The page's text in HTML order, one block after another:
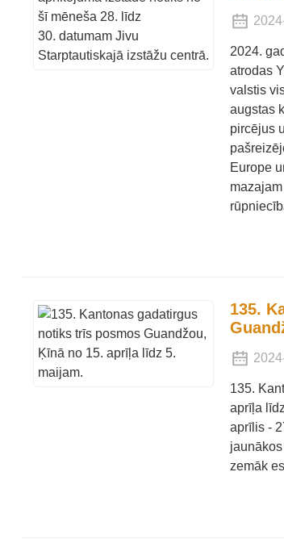
2024.
atrodas
valstis
augstas
pircējus
Europe
135.
135.
aprīļa
aprīlis -
zemāk